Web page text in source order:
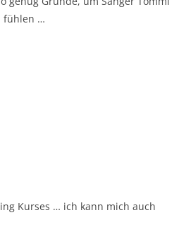
fühlen …
Kurses … ich kann mich auch